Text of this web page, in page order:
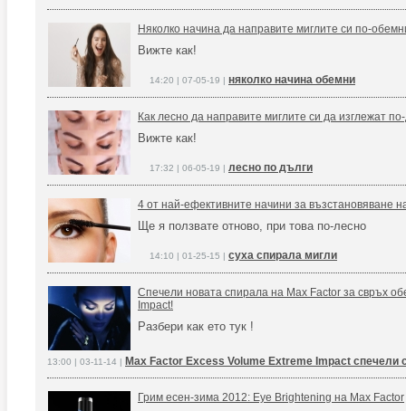
Няколко начина да направите миглите си по-
Вижте как!
14:20 | 07-05-19 | няколко начина обемни
Как лесно да направите миглите си да изглежат
Вижте как!
17:32 | 06-05-19 | лесно по дълги
4 от най-ефективните начини за възстановяване
Ще я ползвате отново, при това по-лесно
14:10 | 01-25-15 | суха спирала мигли
Спечели новата спирала на Max Factor за свръх
Impact!
Разбери как ето тук !
13:00 | 03-11-14 | Max Factor Excess Volume Extreme Impact спечели
Грим есен-зима 2012: Eye Brightening на Max Factor